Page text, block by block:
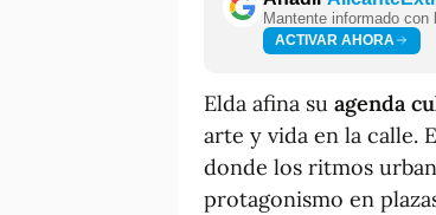
Mantente informado
ACTIVAR AHORA
Elda afina su agenda
arte y vida en la calle.
donde los ritmos
protagonismo en